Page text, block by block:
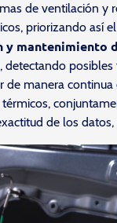
de ventilación y
priorizando así
y mantenimiento
detectando
de manera
de los